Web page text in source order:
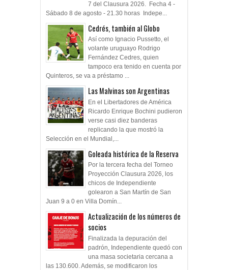
7 del Clausura 2026. Fecha 4 -
Sábado 8 de agosto - 21.30 horas Indepe...
Cedrés, también al Globo
Así como Ignacio Pussetto, el
volante uruguayo Rodrigo
Fernández Cedres, quien
tampoco era tenido en cuenta por
Quinteros, se va a préstamo ...
Las Malvinas son Argentinas
En el Libertadores de América
Ricardo Enrique Bochini pudieron
verse casi diez banderas
replicando la que mostró la
Selección en el Mundial,...
Goleada histórica de la Reserva
Por la tercera fecha del Torneo
Proyección Clausura 2026, los
chicos de Independiente
golearon a San Martín de San
Juan 9 a 0 en Villa Domín...
Actualización de los números de
socios
Finalizada la depuración del
padrón, Independiente quedó con
una masa societaria cercana a
las 130.600. Además, se modificaron los